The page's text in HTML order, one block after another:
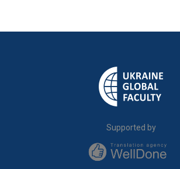
Supported by